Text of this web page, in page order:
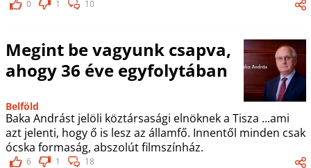
0 1 10
Megint be vagyunk csapva,
ahogy 36 éve egyfolytában
Belföld
Baka Andrást jelöli köztársasági elnöknek a Tisza ...ami
azt jelenti, hogy ő is lesz az államfő. Innentől minden csak
ócska formaság, abszolút filmszínház.
6 1 18